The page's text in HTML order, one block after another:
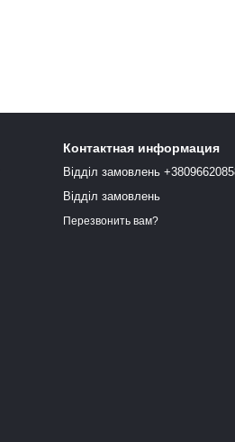
Контактная информация
Відділ замовлень
Відділ замовлень
Перезвонить вам?